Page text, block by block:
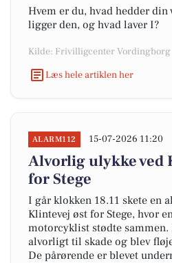
Hvem er du, hvad hedder
ligger den, og hvad laver I?
Kilde: Frivilligcenter Vordingborg
Læs hele artiklen her
ALARM112 15-07-2026 11:20
Alvorlig ulykke ved
for Stege
I går klokken 18.11 skete en
Klintevej øst for Stege, hvor
motorcyklist stødte
alvorligt til skade og blev
De pårørende er blevet